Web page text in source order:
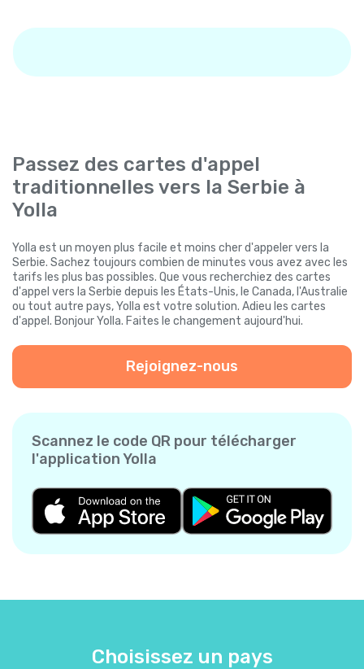
Passez des cartes d'appel
traditionnelles vers la Serbie à
Yolla
Yolla est un moyen plus facile et moins cher d'appeler vers la
Serbie. Sachez toujours combien de minutes vous avez avec les
tarifs les plus bas possibles. Que vous recherchiez des cartes
d'appel vers la Serbie depuis les États-Unis, le Canada, l'Australie
ou tout autre pays, Yolla est votre solution. Adieu les cartes
d'appel. Bonjour Yolla. Faites le changement aujourd'hui.
Rejoignez-nous
Scannez le code QR pour télécharger
l'application Yolla
Choisissez un pays